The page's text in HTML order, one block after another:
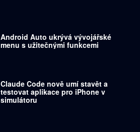
Android Auto ukrývá vývojářské
menu s užitečnými funkcemi
Claude Code nově umí stavět a
testovat aplikace pro iPhone v
simulátoru